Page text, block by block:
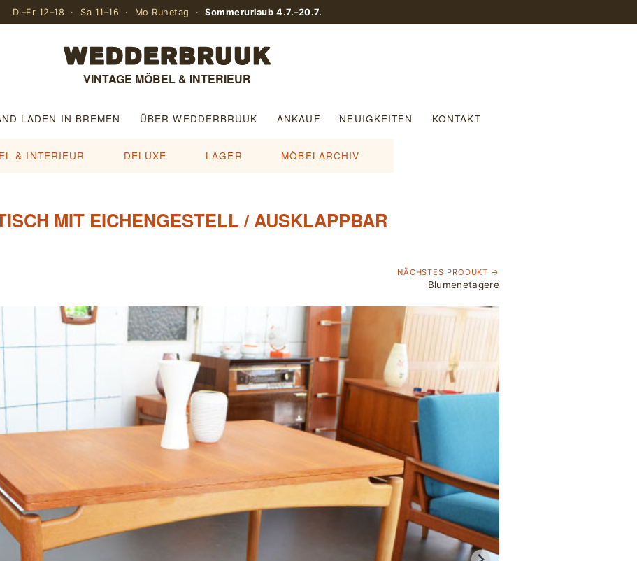
Di–Fr 12–18 · Sa 11–16 · Mo Ruhetag ·Sommerurlaub 4.7.–20.7.
VINTAGE MÖBEL & INTERIEUR
LADEN IN BREMEN ÜBER WEDDERBRUUK ANKAUF NEUIGKEITEN KONTAKT
& INTERIEUR DELUXE LAGER MÖBELARCHIV
MIT EICHENGESTELL / AUSKLAPPBAR
NÄCHSTES PRODUKT →
Blumenetagere